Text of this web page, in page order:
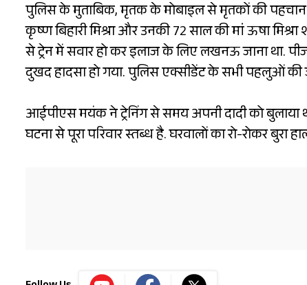
पुलिस के मुताबिक, मृतक के मोबाइल से मृतकों की
कृष्ण बिहारी मिश्रा और उनकी 72 साल की मां ऊषा
से ट्रेन में सवार हो कर इलाज के लिए लखनऊ जाना था.
दुखद हादसा हो गया. पुलिस एक्सीडेंट के सभी पहलुओं की
आईपीएस मयंक ने ट्रेनिंग से समय अपनी दादी को
घटना से पूरा परिवार स्तब्ध है. घरवालों का रो-रोकर